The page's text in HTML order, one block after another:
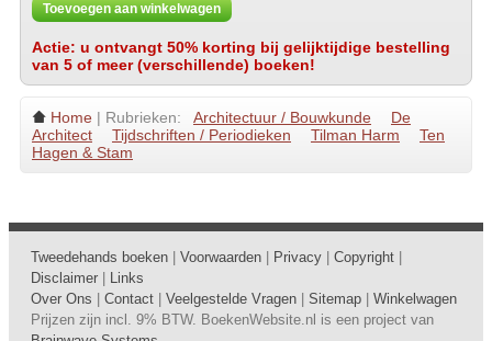
Toevoegen aan winkelwagen
Actie: u ontvangt 50% korting bij gelijktijdige bestelling
van 5 of meer (verschillende) boeken!
Home | Rubrieken: Architectuur / Bouwkunde
De
Architect
Tijdschriften / Periodieken Tilman Harm
Ten
Hagen & Stam
Tweedehands boeken Voorwaarden Privacy Copyright
Disclaimer
Links
Over Ons
Contact Veelgestelde Vragen Sitemap
Winkelwagen
Prijzen zijn incl. 9% BTW. BoekenWebsite.nl is een project van